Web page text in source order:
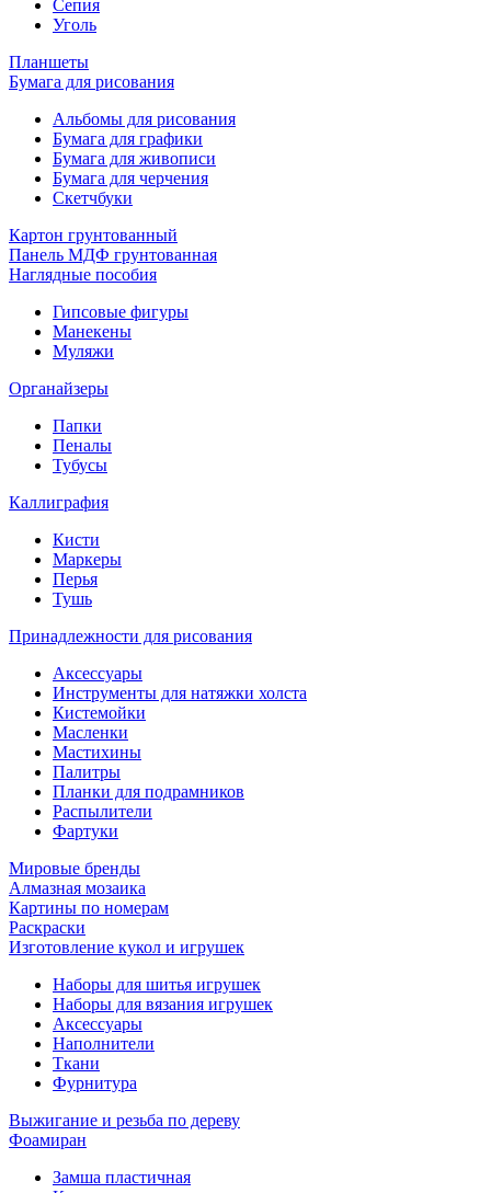
Сепия
Уголь
Планшеты
Бумага для рисования
Альбомы для рисования
Бумага для графики
Бумага для живописи
Бумага для черчения
Скетчбуки
Картон грунтованный
Панель МДФ грунтованная
Наглядные пособия
Гипсовые фигуры
Манекены
Муляжи
Органайзеры
Папки
Пеналы
Тубусы
Каллиграфия
Кисти
Маркеры
Перья
Тушь
Принадлежности для рисования
Аксессуары
Инструменты для натяжки холста
Кистемойки
Масленки
Мастихины
Палитры
Планки для подрамников
Распылители
Фартуки
Мировые бренды
Алмазная мозаика
Картины по номерам
Раскраски
Изготовление кукол и игрушек
Наборы для шитья игрушек
Наборы для вязания игрушек
Аксессуары
Наполнители
Ткани
Фурнитура
Выжигание и резьба по дереву
Фоамиран
Замша пластичная